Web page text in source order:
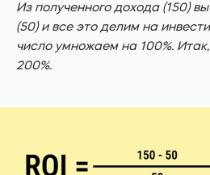
Из полученного дохода (150)
(50) и все это делим на
число умножаем на 100%.
200%.